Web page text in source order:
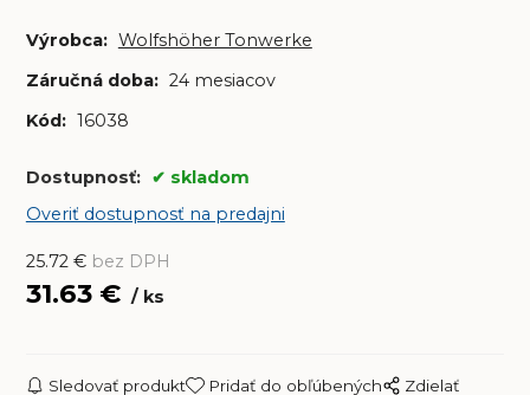
Výrobca: Wolfshöher Tonwerke
Záručná doba: 24 mesiacov
Kód: 16038
Dostupnosť:
skladom
Overiť dostupnosť na predajni
25.72€ bez DPH
31.63€ ks
Sledovať produkt Pridať do obľúbených Zdielať